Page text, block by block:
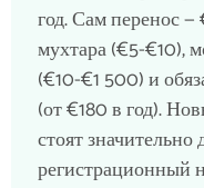
год. Сам перенос
мухтара (€5-€10),
(€10-€1 500) и
(от €180 в год).
стоят
регистрационный